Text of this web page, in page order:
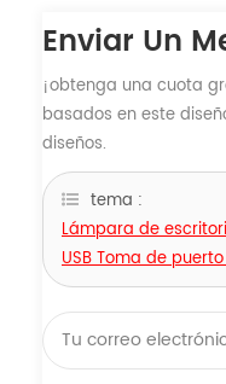
Enviar Un
¡obtenga una cuota
basados ​​en este
diseños.
tema :
Lámpara de
USB Toma de